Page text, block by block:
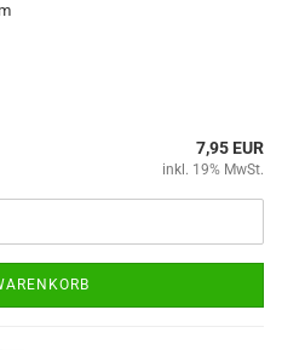
7,95 EUR
inkl. 19% MwSt.